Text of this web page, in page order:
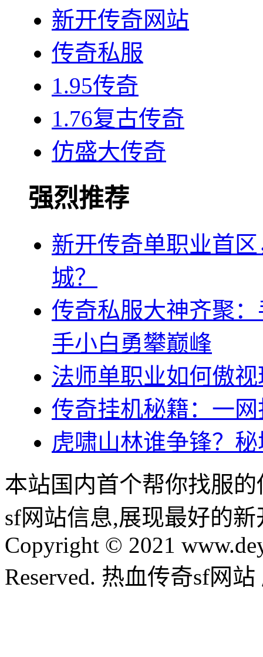
新开传奇网站
传奇私服
1.95传奇
1.76复古传奇
仿盛大传奇
强烈推荐
新开传奇单职业首
城？
传奇私服大神齐聚
手小白勇攀巅峰
法师单职业如何傲
传奇挂机秘籍：一
虎啸山林谁争锋？
本站国内首个帮你找服
sf网站信息,展现最好的
Copyright © 2021
Reserved. 热血传奇sf网